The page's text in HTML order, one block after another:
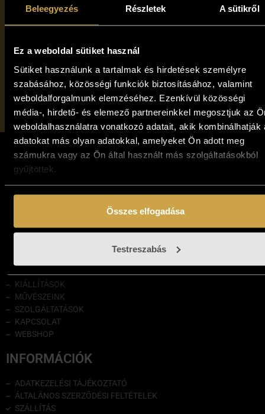
Beleegyezés Részletek A sütikről
Ez a weboldal sütiket használ
Sütiket használunk a tartalmak és hirdetések személyre
szabásához, közösségi funkciók biztosításához, valamint
weboldalforgalmunk elemzéséhez. Ezenkívül közösségi
média-, hirdető- és elemező partnereinkkel megosztjuk az
weboldalhasználatra vonatkozó adatait, akik kombinálhatják
adatokat más olyan adatokkal, amelyeket Ön adott meg
számukra vagy az Ön által használt más szolgáltatásokból
gyűjtöttek.
Összes elfogadása
Testreszabás
Elolvastam, és elfogadom a Vándorfény Galéria
Feliratkozom
NAVIGÁCIÓ
KIÁLLÍTÁSOK
MŰVÉSZEINK
SZOLGÁLTATÁSOK
KAPCSOLAT
WEBSHOP
INFORMÁCIÓK
ADATKEZELÉSI TÁJÉKOZTATÓ
ÁLTALÁNOS SZERZŐDÉSI FELTÉTELEK
SZÁLLÍTÁS